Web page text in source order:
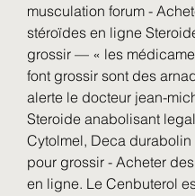
musculation forum -
stéroïdes en ligne
grossir — « les
font grossir sont des
alerte le docteur jean-
Steroide anabolisant
Cytolmel, Deca
pour grossir - Acheter
en ligne. Le Cenbuterol